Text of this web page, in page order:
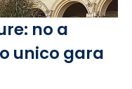
no a
unico gara